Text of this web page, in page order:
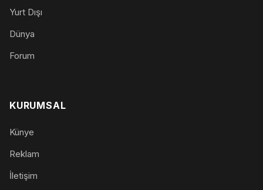
Yurt Dışı
Dünya
Forum
KURUMSAL
Künye
Reklam
İletişim